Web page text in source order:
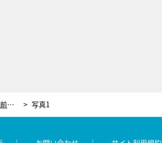
「史上最低のコント」ナダル、マジギレで前代未聞の展開！相方・西野に怒り爆発 写真1